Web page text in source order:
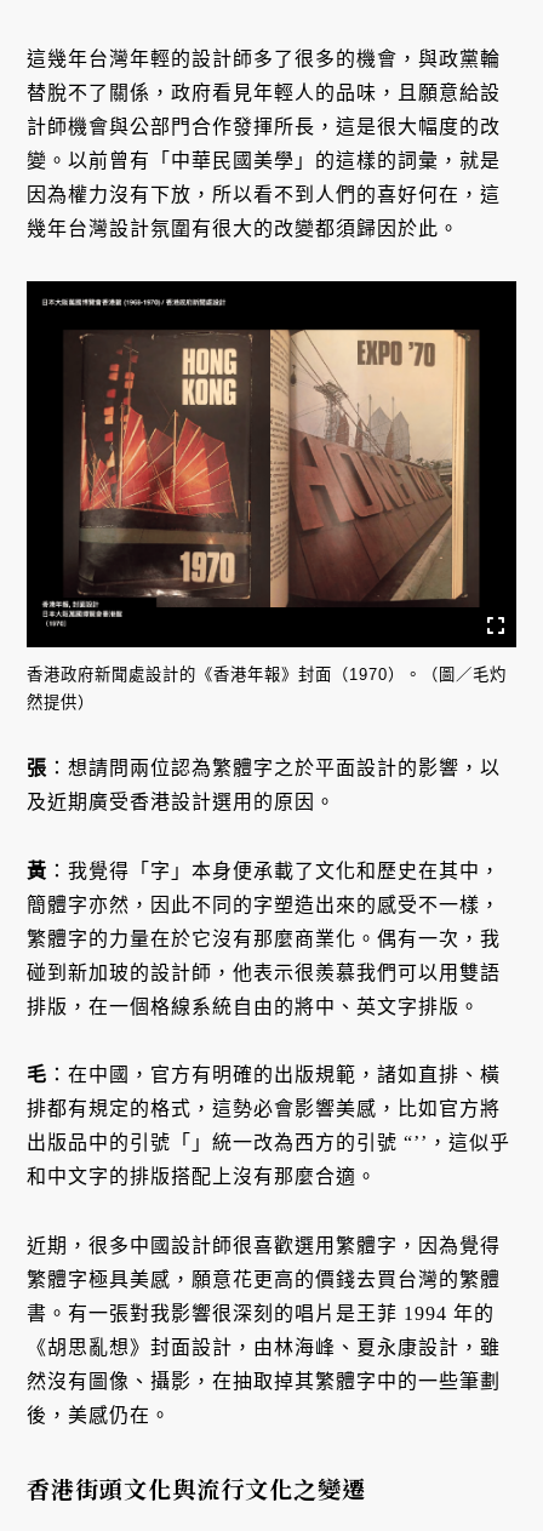
這幾年台灣年輕的設計師多了很多的機會，與政黨輪
替脫不了關係，政府看見年輕人的品味，且願意給設
計師機會與公部門合作發揮所長，這是很大幅度的改
變。以前曾有「中華民國美學」的這樣的詞彙，就是
因為權力沒有下放，所以看不到人們的喜好何在，這
幾年台灣設計氛圍有很大的改變都須歸因於此。
香港政府新聞處設計的《香港年報》封面（1970）。（圖／毛灼
然提供）
張 ：想請問兩位認為繁體字之於平面設計的影響，以
及近期廣受香港設計選用的原因。
黃 ：我覺得「字」本身便承載了文化和歷史在其中，
簡體字亦然，因此不同的字塑造出來的感受不一樣，
繁體字的力量在於它沒有那麼商業化。偶有一次，我
碰到新加玻的設計師，他表示很羨慕我們可以用雙語
排版，在一個格線系統自由的將中、英文字排版。
毛 ：在中國，官方有明確的出版規範，諸如直排、橫
排都有規定的格式，這勢必會影響美感，比如官方將
出版品中的引號「」統一改為西方的引號 “’’，這似乎
和中文字的排版搭配上沒有那麼合適。
近期，很多中國設計師很喜歡選用繁體字，因為覺得
繁體字極具美感，願意花更高的價錢去買台灣的繁體
書。有一張對我影響很深刻的唱片是王菲 1994 年的
《胡思亂想》封面設計，由林海峰、夏永康設計，雖
然沒有圖像、攝影，在抽取掉其繁體字中的一些筆劃
後，美感仍在。
香港街頭文化與流行文化之變遷